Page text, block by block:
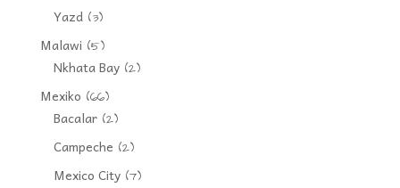
Yazd(3)
Malawi (5)
Nkhata Bay(2)
Mexiko (66)
Bacalar(2)
Campeche (2)
Mexico City(7)